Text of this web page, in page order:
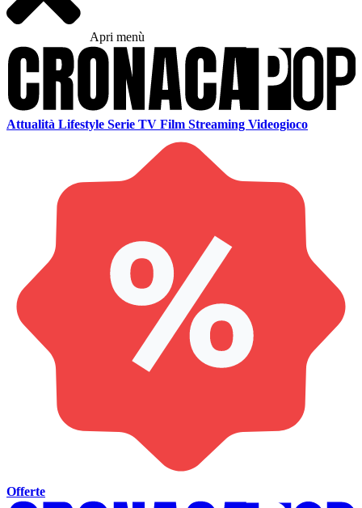
Apri menù
Attualità Lifestyle Serie TV Film Streaming Videogioco
Offerte